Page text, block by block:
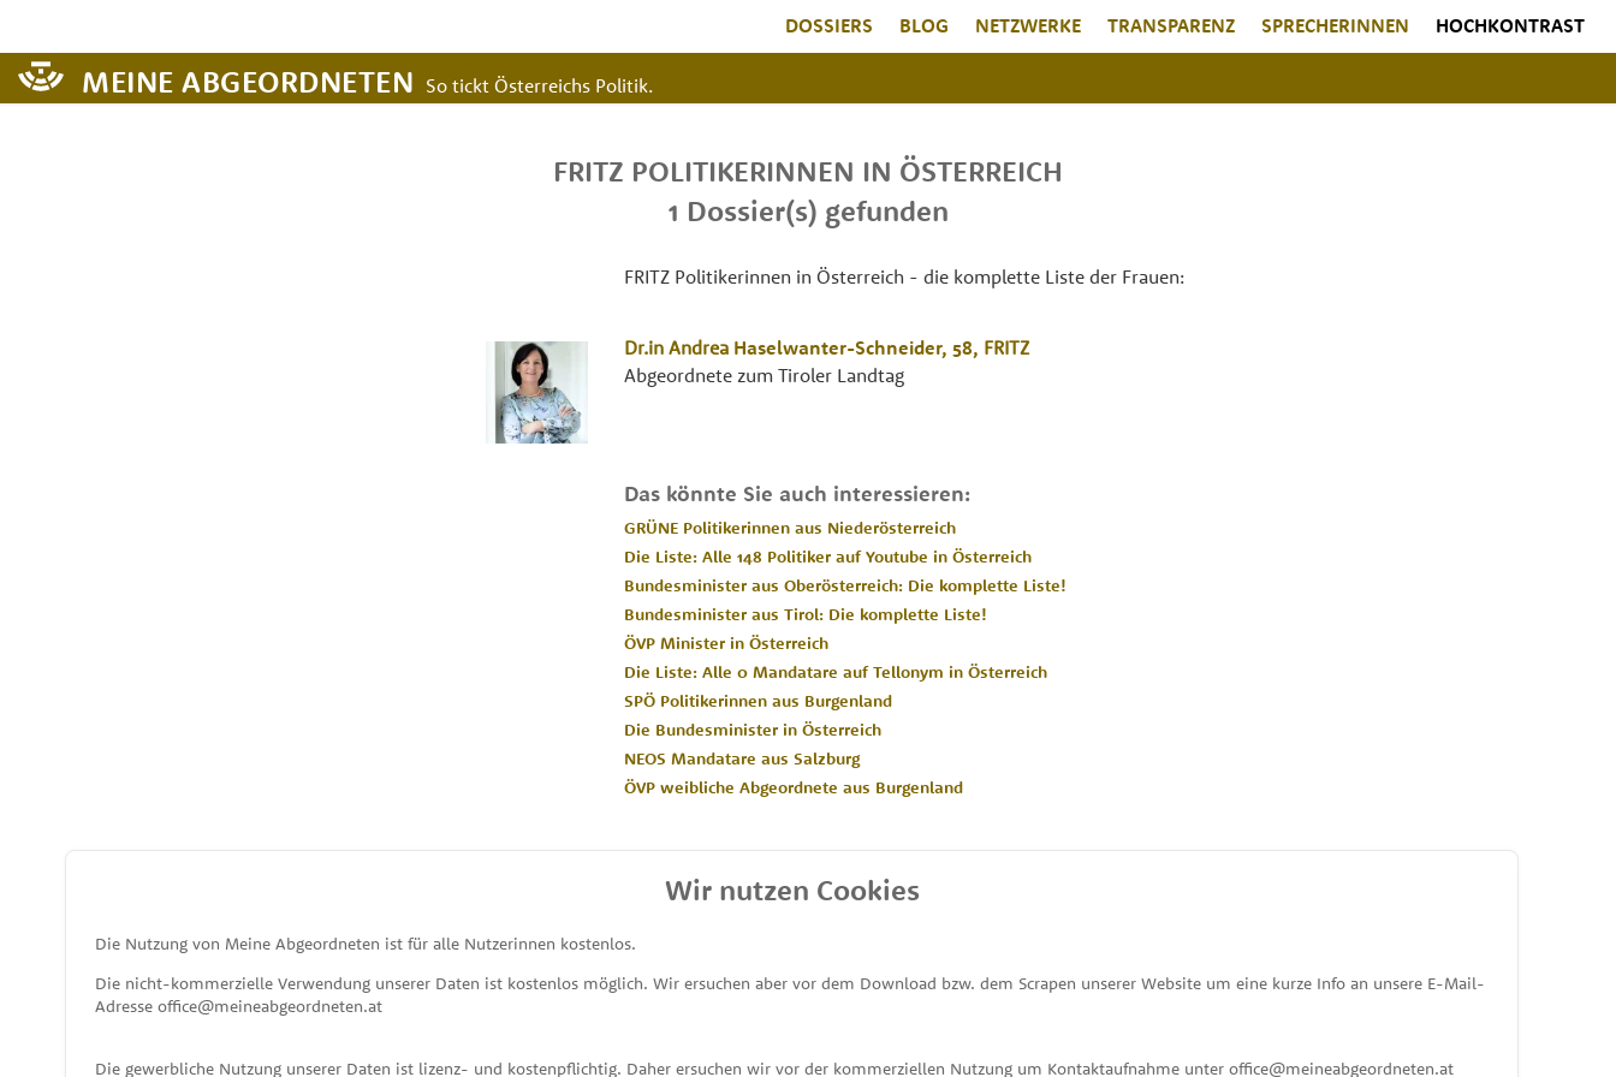
DOSSIERS BLOG NETZWERKE TRANSPARENZ SPRECHERINNEN HOCHKONTRAST
MEINE ABGEORDNETEN So tickt Österreichs Politik.
FRITZ POLITIKERINNEN IN ÖSTERREICH
1 Dossier(s) gefunden
FRITZ Politikerinnen in Österreich - die komplette Liste der Frauen:
Dr.in Andrea Haselwanter-Schneider, 58, FRITZ
Abgeordnete zum Tiroler Landtag
Das könnte Sie auch interessieren:
GRÜNE Politikerinnen aus Niederösterreich
Die Liste: Alle 148 Politiker auf Youtube in Österreich
Bundesminister aus Oberösterreich: Die komplette Liste!
Bundesminister aus Tirol: Die komplette Liste!
ÖVP Minister in Österreich
Die Liste: Alle 0 Mandatare auf Tellonym in Österreich
SPÖ Politikerinnen aus Burgenland
Die Bundesminister in Österreich
NEOS Mandatare aus Salzburg
ÖVP weibliche Abgeordnete aus Burgenland
unterstützt von
Wir nutzen Cookies
Die Nutzung von Meine Abgeordneten ist für alle Nutzerinnen kostenlos.
Die nicht-kommerzielle Verwendung unserer Daten ist kostenlos möglich. Wir ersuchen aber vor dem Download bzw. dem Scrapen unserer Website um eine kurze Info an unsere E-Mail-
Adresse office@meineabgeordneten.at
Die gewerbliche Nutzung unserer Daten ist lizenz- und kostenpflichtig. Daher ersuchen wir vor der kommerziellen Nutzung um Kontaktaufnahme unter office@meineabgeordneten.at